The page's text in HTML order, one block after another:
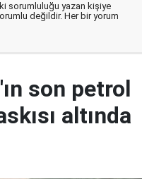
sorumluluğu yazan kişiye
değildir. Her bir yorum
son petrol
altında